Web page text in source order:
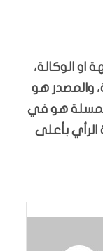
او الوكالة،
والمصدر هو
هو في
الرأي بأعلى